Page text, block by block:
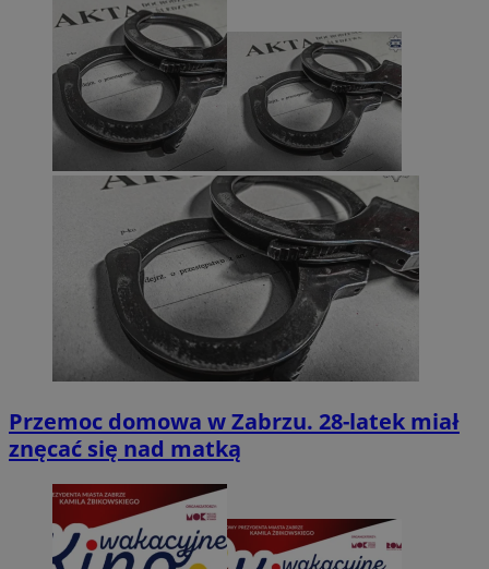
Przemoc domowa w Zabrzu. 28-latek miał
znęcać się nad matką